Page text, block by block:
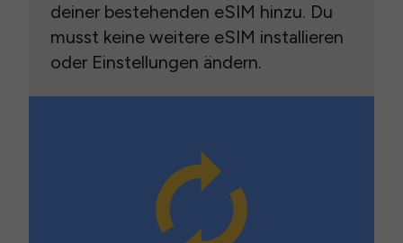
deiner bestehenden eSIM hinzu. Du
musst keine weitere eSIM installieren
oder Einstellungen ändern.